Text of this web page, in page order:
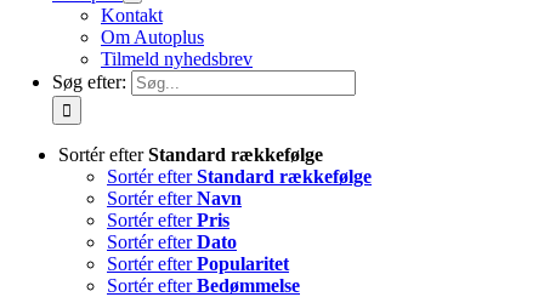
Kontakt
Om Autoplus
Tilmeld nyhedsbrev
Søg efter:
Sortér efterStandard rækkefølge
Sortér efterStandard rækkefølge
Sortér efterNavn
Sortér efterPris
Sortér efterDato
Sortér efterPopularitet
Sortér efterBedømmelse